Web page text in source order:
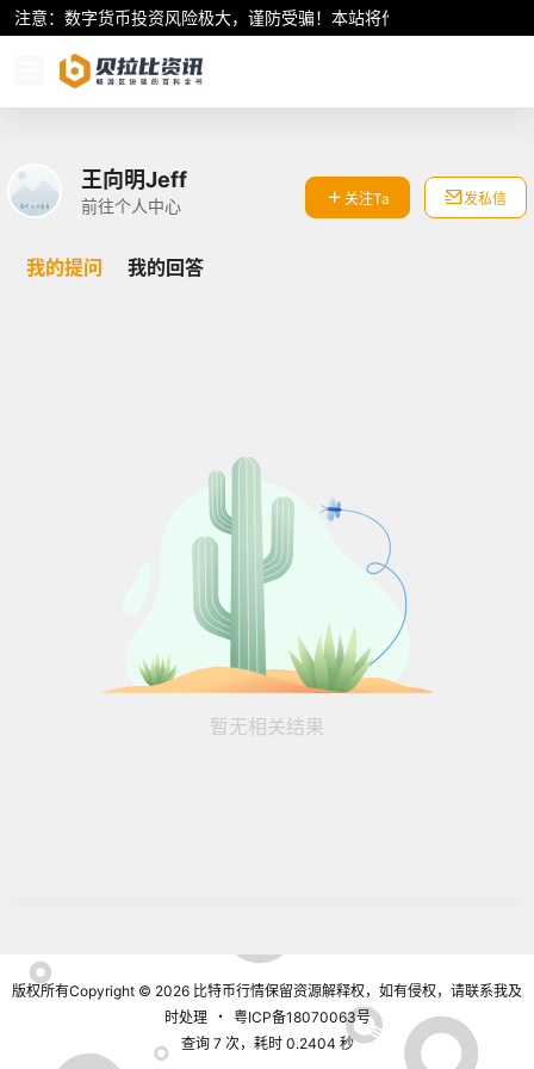
注意：数字货币投资风险极大，谨防受骗！本站将作为行业资讯共享
王向明Jeff
前往个人中心 关注Ta 发私信
我的提问 我的回答
暂无相关结果
版权所有Copyright © 2026 比特币行情保留资源解释权，如有侵权，请联系我及
时处理
・ 粤ICP备18070063号
查询 7 次，耗时 0.2404 秒